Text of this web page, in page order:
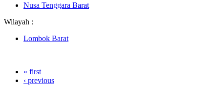
Nusa Tenggara Barat
Wilayah :
Lombok Barat
« first
‹ previous